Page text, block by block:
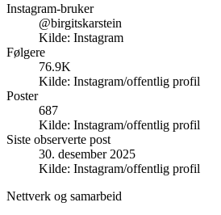
Instagram-bruker
@birgitskarstein
Kilde: Instagram
Følgere
76.9K
Kilde: Instagram/offentlig profil
Poster
687
Kilde: Instagram/offentlig profil
Siste observerte post
30. desember 2025
Kilde: Instagram/offentlig profil
Nettverk og samarbeid